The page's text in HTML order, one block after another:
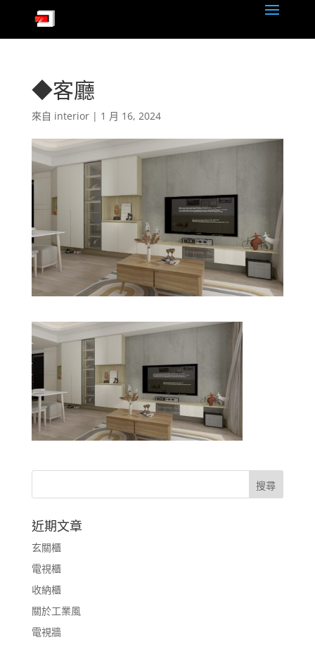
◆客廳
來自 interior| 1 月 16, 2024
近期文章
玄關櫃
電視櫃
收納櫃
關於工業風
電視牆